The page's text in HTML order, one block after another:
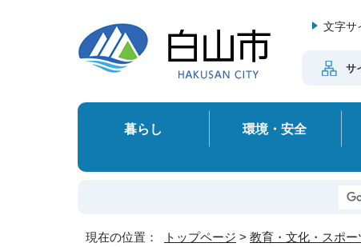
文字サ
サ
暮らし 環境・安全
現在の位置： トップページ > 教育・文化・スポー